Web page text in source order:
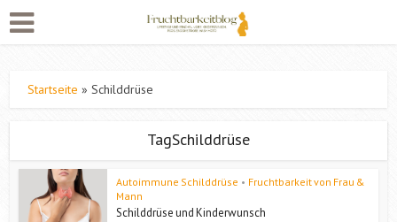
Startseite »Schilddrüse
TagSchilddrüse
Autoimmune Schilddrüse • Fruchtbarkeit von Frau &
Mann
Schilddrüse und Kinderwunsch